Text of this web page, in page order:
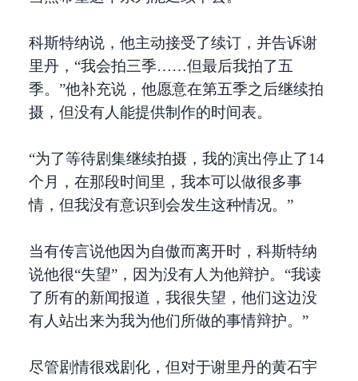
科斯特纳说，他主动接受了续订，并告诉谢
里丹，“我会拍三季……但最后我拍了五
季。”他补充说，他愿意在第五季之后继续拍
摄，但没有人能提供制作的时间表。
“为了等待剧集继续拍摄，我的演出停止了14
个月，在那段时间里，我本可以做很多事
情，但我没有意识到会发生这种情况。”
当有传言说他因为自傲而离开时，科斯特纳
说他很“失望”，因为没有人为他辩护。“我读
了所有的新闻报道，我很失望，他们这边没
有人站出来为我为他们所做的事情辩护。”
尽管剧情很戏剧化，但对于谢里丹的黄石宇